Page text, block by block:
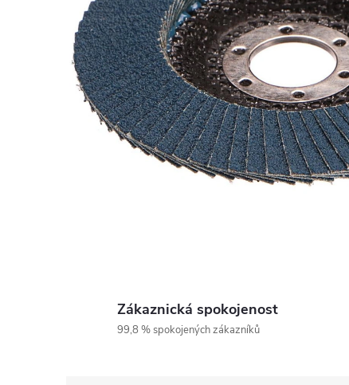
Zákaznická spokojenost
99,8 % spokojených zákazníků